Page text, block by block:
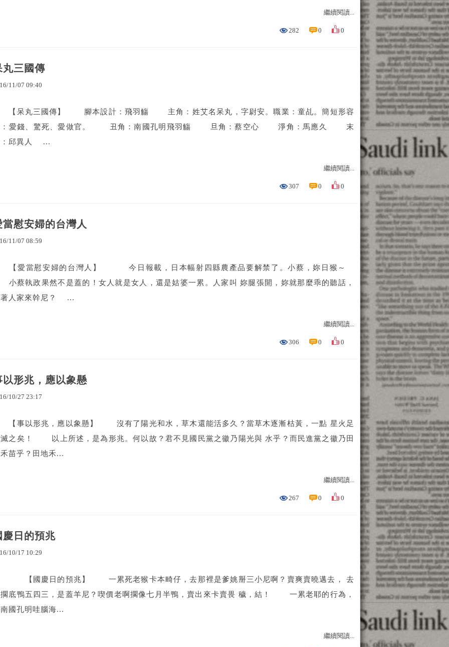
繼續閱讀...
282 0 0
丸三國傳
/11 /07 09:40
呆丸三國傳】 腳本設計：飛羽觴 主角：姓艾名呆丸，字尉安。職業：童乩。簡短形容
：愛錢、驚死、愛做官。 丑角：南國孔明飛羽觴 旦角：蔡空心 淨角：馬應久 末
：邱異人 ...
繼續閱讀...
307 0 0
當慰安婦的台灣人
/11 /07 08:59
愛當慰安婦的台灣人】 今日報載，日本幅射四縣農產品要解禁了。小蔡，妳日猴～
執政果然不是蓋的！女人就是女人，還是姑婆一累。人家叫 妳腿張開，妳就那麼乖的聽話，
著人家來幹尼？ ...
繼續閱讀...
306 0 0
以形兆，應以象懸
/10/27 23:17
事以形兆，應以象懸】 沒有了陽光和水，草木還能活多久？當草木逐漸枯黃，一點 星火足
之矣！ 以上所述，是為形兆。何以故？君不見國民黨之徽乃陽光與 水乎？而民進黨之徽乃田
苗乎？田地禾...
繼續閱讀...
267 0 0
慶日的預兆
/10/17 10:29
國慶日的預兆】 一累死老猴卡本畸仔，去那裡是爹姚掰三小尼啊？賣爽賣曉邁去， 去
底鴨五四三，是蓋羊尼？喫價老啊擱像七月半鴨，賣出來卡賣畏 穢，結！ 一累老耶的行為，
國孔明哇腦海...
繼續閱讀...